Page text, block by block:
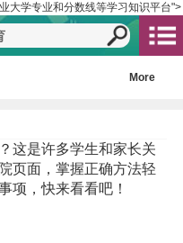
大学专业和分数线等学习知识平台">
More
这是许多学生和家长关
页面，掌握正确方法轻
项，快来看看吧！